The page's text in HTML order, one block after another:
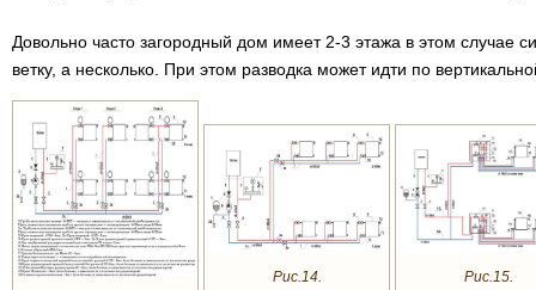
Довольно часто загородный дом имеет 2-3 этажа в этом случае
ветку, а несколько. При этом разводка может идти по
Рис.14. Рис.15.